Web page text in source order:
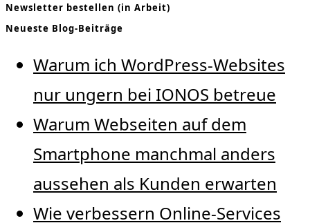
Newsletter bestellen (in Arbeit)
Neueste Blog-Beiträge
Warum ich WordPress-Websites
nur ungern bei IONOS betreue
Warum Webseiten auf dem
Smartphone manchmal anders
aussehen als Kunden erwarten
Wie verbessern Online-Services